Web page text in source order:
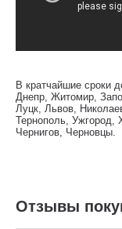
В кратчайшие сроки
Днепр, Житомир,
Луцк, Львов,
Тернополь, Ужгород,
Чернигов, Черновцы.
Отзывы